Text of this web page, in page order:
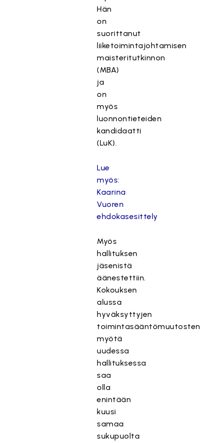
Hän
on
suorittanut
liiketoimintajohtamisen
maisteritutkinnon
(MBA)
ja
on
myös
luonnontieteiden
kandidaatti
(LuK).
Lue
myös:
Kaarina
Vuoren
ehdokasesittely
Myös
hallituksen
jäsenistä
äänestettiin.
Kokouksen
alussa
hyväksyttyjen
toimintasääntömuutosten
myötä
uudessa
hallituksessa
saa
olla
enintään
kuusi
samaa
sukupuolta